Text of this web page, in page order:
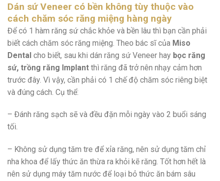
Dán sứ Veneer có bền không tùy thuộc vào
cách chăm sóc răng miệng hàng ngày
Để có 1 hàm răng sứ chắc khỏe và bền lâu thì bạn cần phải
biết cách chăm sóc răng miệng. Theo bác sĩ của Miso
Dental cho biết, sau khi dán răng sứ Veneer hay bọc răng
sứ, trồng răng Implant thì răng đã trở nên nhạy cảm hơn
trước đây. Vì vậy, cần phải có 1 chế độ chăm sóc riêng biệt
và đúng cách. Cụ thể:
– Đánh răng sạch sẽ và đều đặn mỗi ngày vào 2 buổi sáng
tối.
– Không sử dụng tăm tre để xỉa răng, nên sử dụng tăm chỉ
nha khoa để lấy thức ăn thừa ra khỏi kẽ răng. Tốt hơn hết là
nên sử dụng máy tăm nước để loại bỏ thức ăn bám sâu